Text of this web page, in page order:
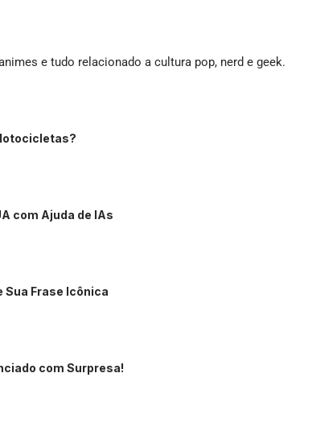
e tudo relacionado a cultura pop, nerd e geek.
com Ajuda de IAs
Sua Frase Icônica
com Surpresa!